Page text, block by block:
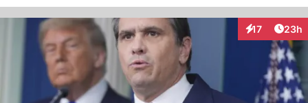
17
Interaktionen
23h